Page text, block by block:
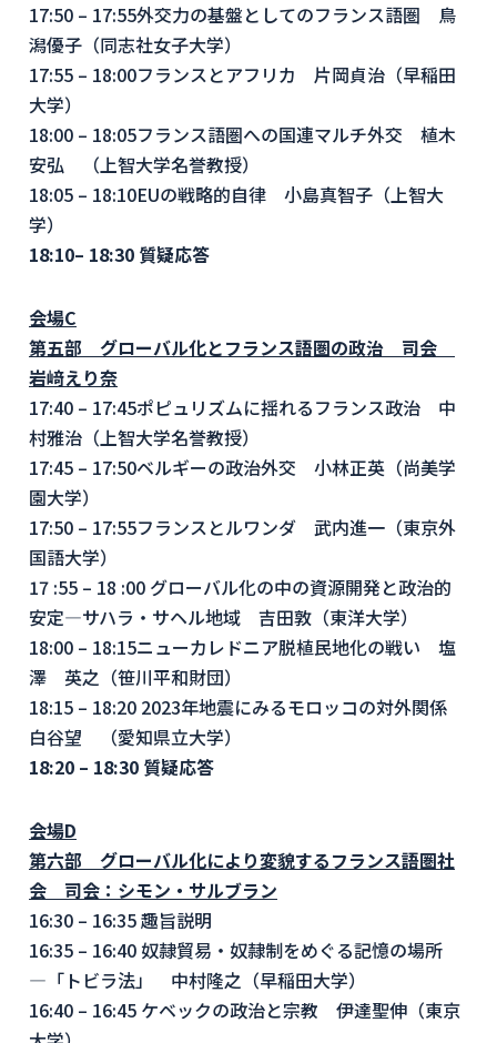
17:50 – 17:55外交力の基盤としてのフランス語圏 鳥
潟優子（同志社女子大学）
17:55 – 18:00フランスとアフリカ 片岡貞治（早稲田
大学）
18:00 – 18:05フランス語圏への国連マルチ外交 植木
安弘 （上智大学名誉教授）
18:05 – 18:10EUの戦略的自律 小島真智子（上智大
学）
18:10– 18:30 質疑応答
会場C
第五部 グローバル化とフランス語圏の政治 司会
岩﨑えり奈
17:40 – 17:45ポピュリズムに揺れるフランス政治 中
村雅治（上智大学名誉教授）
17:45 – 17:50ベルギーの政治外交 小林正英（尚美学
園大学）
17:50 – 17:55フランスとルワンダ 武内進一（東京外
国語大学）
17 :55 – 18 :00 グローバル化の中の資源開発と政治的
安定―サハラ・サヘル地域 吉田敦（東洋大学）
18:00 – 18:15ニューカレドニア脱植民地化の戦い 塩
澤 英之（笹川平和財団）
18:15 – 18:20 2023年地震にみるモロッコの対外関係
白谷望 （愛知県立大学）
18:20 – 18:30 質疑応答
会場D
第六部 グローバル化により変貌するフランス語圏社
会 司会：シモン・サルブラン
16:30 – 16:35 趣旨説明
16:35 – 16:40 奴隷貿易・奴隷制をめぐる記憶の場所
―「トビラ法」 中村隆之（早稲田大学）
16:40 – 16:45 ケベックの政治と宗教 伊達聖伸（東京